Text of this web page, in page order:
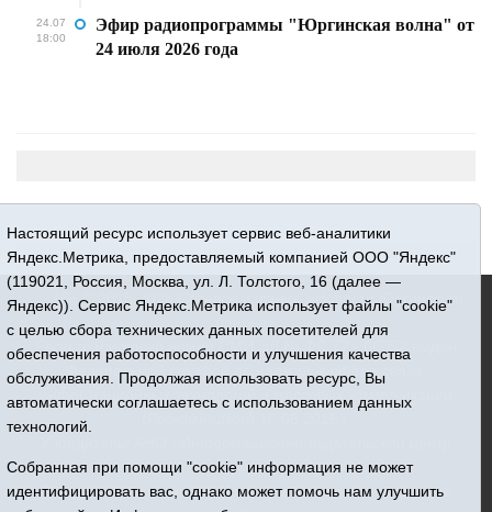
24.07
18:00
Эфир радиопрограммы "Юргинская волна" от
24 июля 2026 года
16+ © 2015-2026 Сетевое издание «Новости Юргинского
Регистрационный номер СМИ ЭЛ № ФС 77 - 66052 выдан
Федеральной службой по надзору в сфере связи,
«Призыв»
Все права защищены © При использовании материалов
Настоящий ресурс использует сервис веб-аналитики
Яндекс.Метрика, предоставляемый компанией ООО "Яндекс"
(119021, Россия, Москва, ул. Л. Толстого, 16 (далее —
Яндекс)). Сервис Яндекс.Метрика использует файлы "cookie"
с целью сбора технических данных посетителей для
обеспечения работоспособности и улучшения качества
обслуживания. Продолжая использовать ресурс, Вы
автоматически соглашаетесь с использованием данных
технологий.
Собранная при помощи "cookie" информация не может
идентифицировать вас, однако может помочь нам улучшить